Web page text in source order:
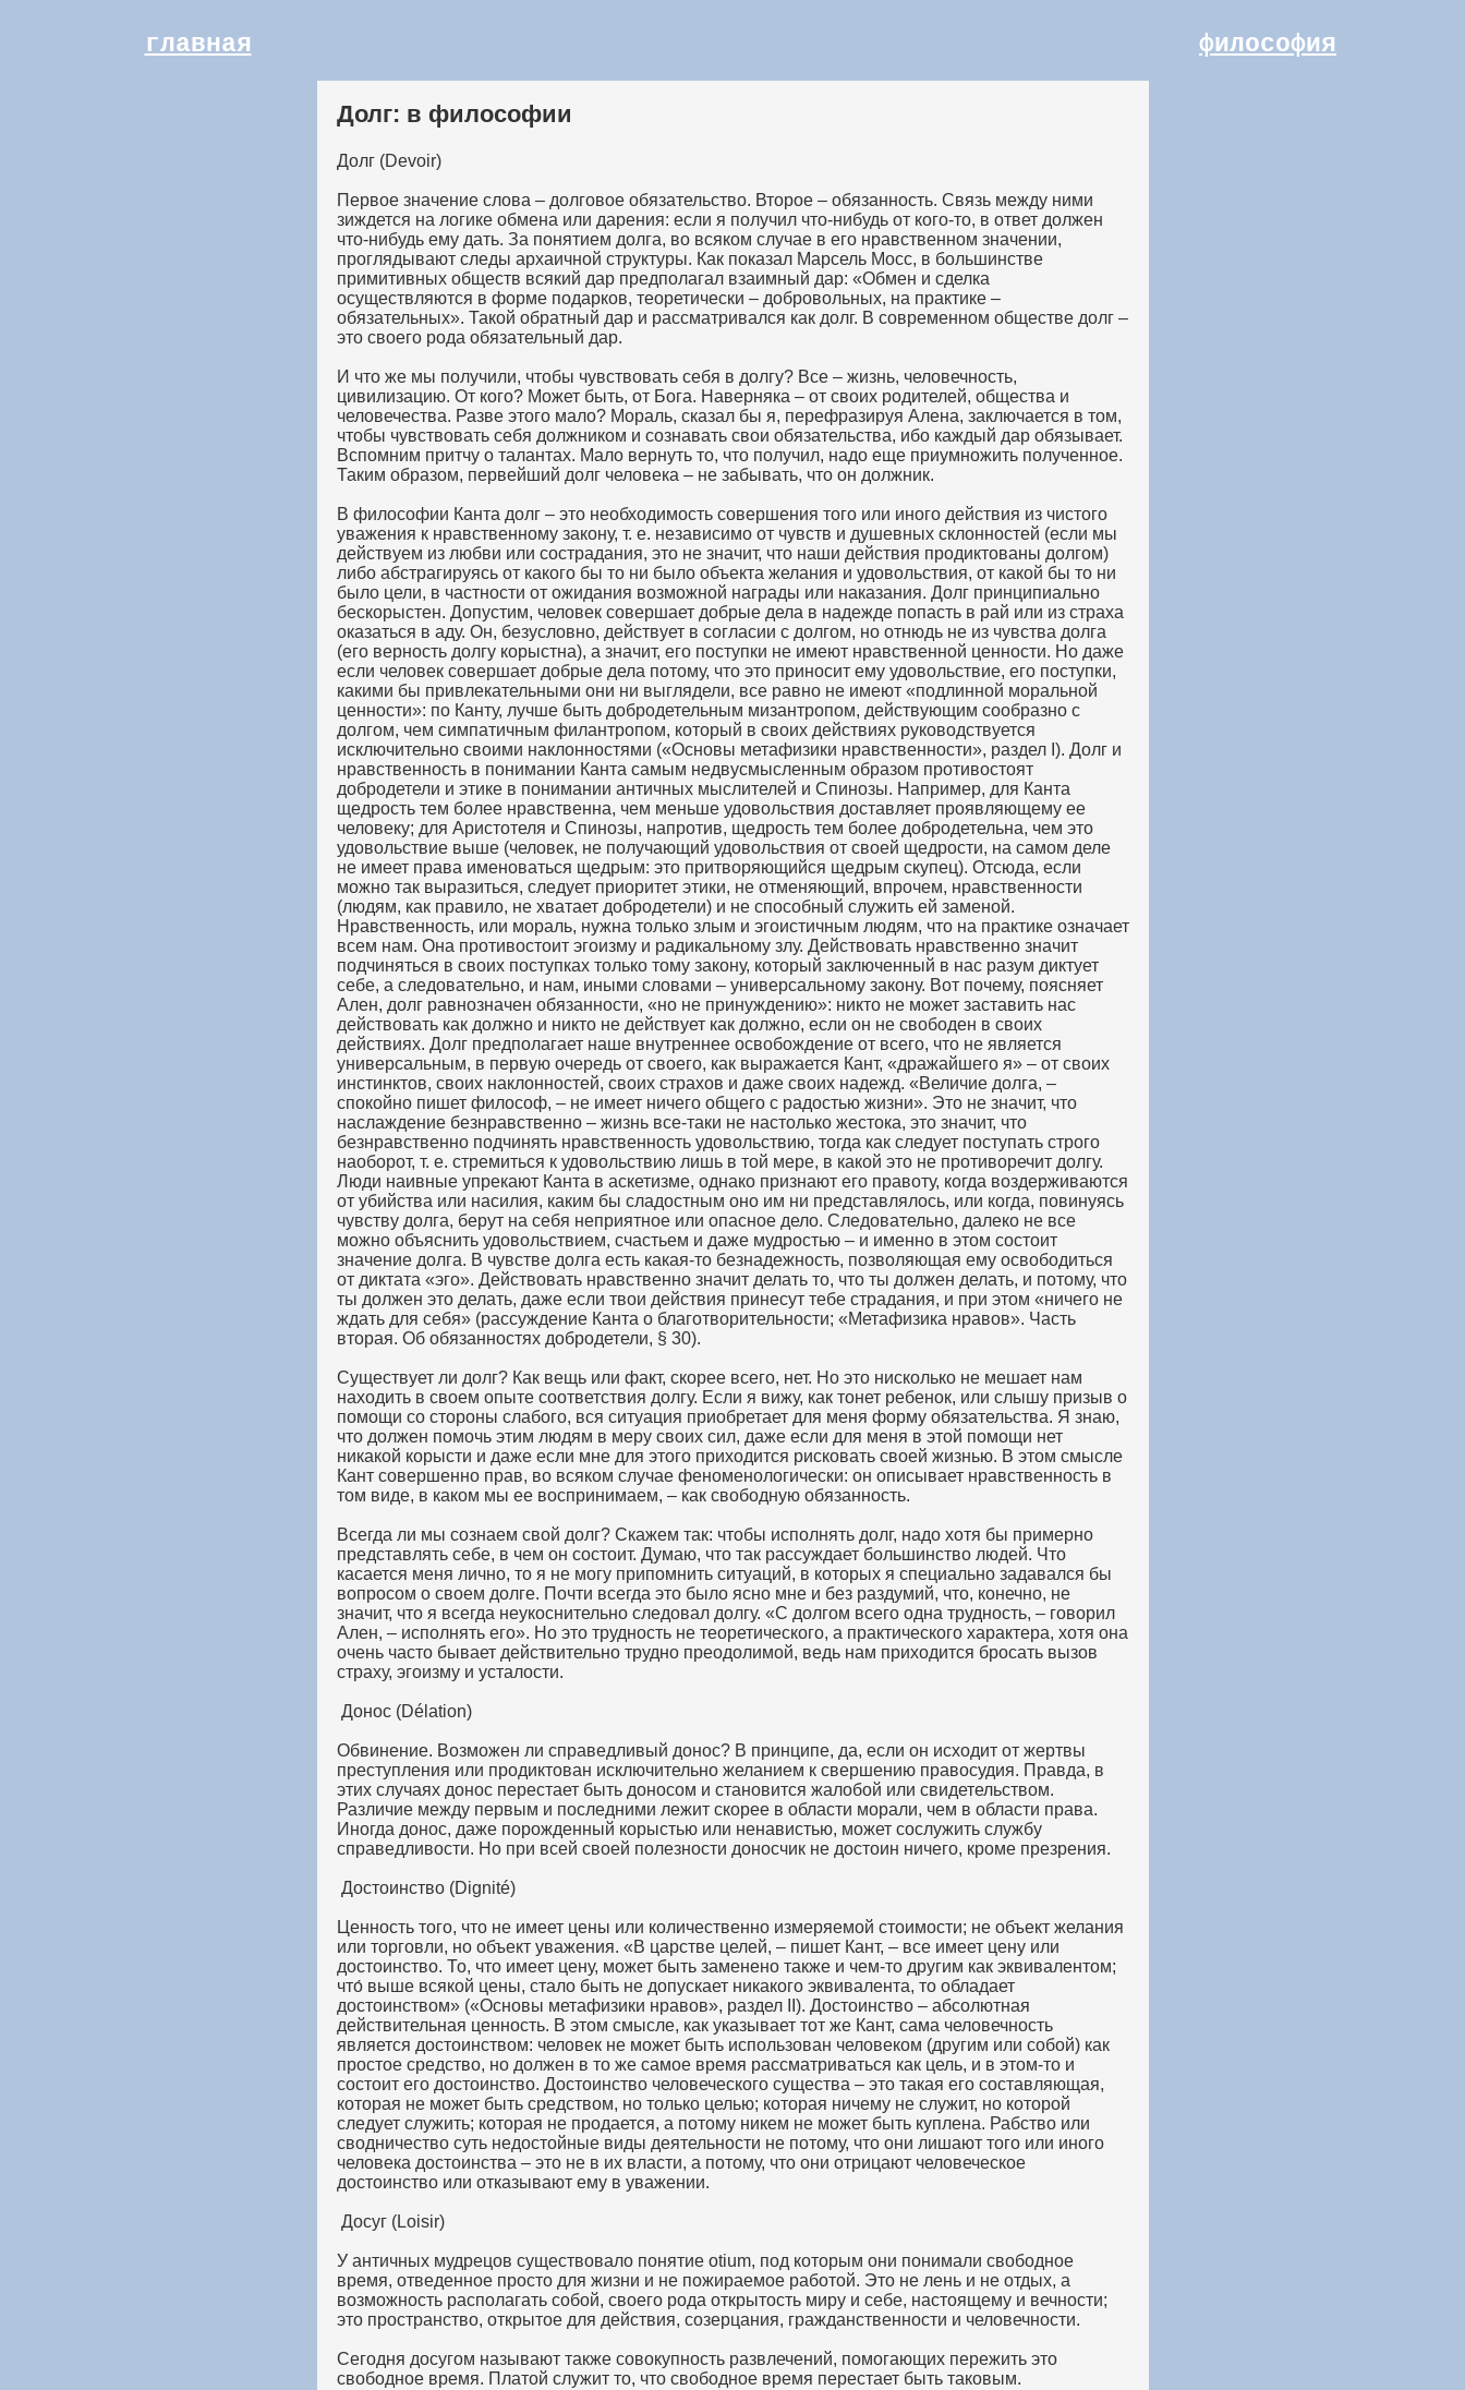
главная философия
Долг: в философии
Долг (Devoir)
Первое значение слова – долговое обязательство. Второе – обязанность. Связь между ними
зиждется на логике обмена или дарения: если я получил что-нибудь от кого-то, в ответ должен
что-нибудь ему дать. За понятием долга, во всяком случае в его нравственном значении,
проглядывают следы архаичной структуры. Как показал Марсель Мосс, в большинстве
примитивных обществ всякий дар предполагал взаимный дар: «Обмен и сделка
осуществляются в форме подарков, теоретически – добровольных, на практике –
обязательных». Такой обратный дар и рассматривался как долг. В современном обществе долг –
это своего рода обязательный дар.
И что же мы получили, чтобы чувствовать себя в долгу? Все – жизнь, человечность,
цивилизацию. От кого? Может быть, от Бога. Наверняка – от своих родителей, общества и
человечества. Разве этого мало? Мораль, сказал бы я, перефразируя Алена, заключается в том,
чтобы чувствовать себя должником и сознавать свои обязательства, ибо каждый дар обязывает.
Вспомним притчу о талантах. Мало вернуть то, что получил, надо еще приумножить полученное.
Таким образом, первейший долг человека – не забывать, что он должник.
В философии Канта долг – это необходимость совершения того или иного действия из чистого
уважения к нравственному закону, т. е. независимо от чувств и душевных склонностей (если мы
действуем из любви или сострадания, это не значит, что наши действия продиктованы долгом)
либо абстрагируясь от какого бы то ни было объекта желания и удовольствия, от какой бы то ни
было цели, в частности от ожидания возможной награды или наказания. Долг принципиально
бескорыстен. Допустим, человек совершает добрые дела в надежде попасть в рай или из страха
оказаться в аду. Он, безусловно, действует в согласии с долгом, но отнюдь не из чувства долга
(его верность долгу корыстна), а значит, его поступки не имеют нравственной ценности. Но даже
если человек совершает добрые дела потому, что это приносит ему удовольствие, его поступки,
какими бы привлекательными они ни выглядели, все равно не имеют «подлинной моральной
ценности»: по Канту, лучше быть добродетельным мизантропом, действующим сообразно с
долгом, чем симпатичным филантропом, который в своих действиях руководствуется
исключительно своими наклонностями («Основы метафизики нравственности», раздел I). Долг и
нравственность в понимании Канта самым недвусмысленным образом противостоят
добродетели и этике в понимании античных мыслителей и Спинозы. Например, для Канта
щедрость тем более нравственна, чем меньше удовольствия доставляет проявляющему ее
человеку; для Аристотеля и Спинозы, напротив, щедрость тем более добродетельна, чем это
удовольствие выше (человек, не получающий удовольствия от своей щедрости, на самом деле
не имеет права именоваться щедрым: это притворяющийся щедрым скупец). Отсюда, если
можно так выразиться, следует приоритет этики, не отменяющий, впрочем, нравственности
(людям, как правило, не хватает добродетели) и не способный служить ей заменой.
Нравственность, или мораль, нужна только злым и эгоистичным людям, что на практике означает
всем нам. Она противостоит эгоизму и радикальному злу. Действовать нравственно значит
подчиняться в своих поступках только тому закону, который заключенный в нас разум диктует
себе, а следовательно, и нам, иными словами – универсальному закону. Вот почему, поясняет
Ален, долг равнозначен обязанности, «но не принуждению»: никто не может заставить нас
действовать как должно и никто не действует как должно, если он не свободен в своих
действиях. Долг предполагает наше внутреннее освобождение от всего, что не является
универсальным, в первую очередь от своего, как выражается Кант, «дражайшего я» – от своих
инстинктов, своих наклонностей, своих страхов и даже своих надежд. «Величие долга, –
спокойно пишет философ, – не имеет ничего общего с радостью жизни». Это не значит, что
наслаждение безнравственно – жизнь все-таки не настолько жестока, это значит, что
безнравственно подчинять нравственность удовольствию, тогда как следует поступать строго
наоборот, т. е. стремиться к удовольствию лишь в той мере, в какой это не противоречит долгу.
Люди наивные упрекают Канта в аскетизме, однако признают его правоту, когда воздерживаются
от убийства или насилия, каким бы сладостным оно им ни представлялось, или когда, повинуясь
чувству долга, берут на себя неприятное или опасное дело. Следовательно, далеко не все
можно объяснить удовольствием, счастьем и даже мудростью – и именно в этом состоит
значение долга. В чувстве долга есть какая-то безнадежность, позволяющая ему освободиться
от диктата «эго». Действовать нравственно значит делать то, что ты должен делать, и потому, что
ты должен это делать, даже если твои действия принесут тебе страдания, и при этом «ничего не
ждать для себя» (рассуждение Канта о благотворительности; «Метафизика нравов». Часть
вторая. Об обязанностях добродетели, § 30).
Существует ли долг? Как вещь или факт, скорее всего, нет. Но это нисколько не мешает нам
находить в своем опыте соответствия долгу. Если я вижу, как тонет ребенок, или слышу призыв о
помощи со стороны слабого, вся ситуация приобретает для меня форму обязательства. Я знаю,
что должен помочь этим людям в меру своих сил, даже если для меня в этой помощи нет
никакой корысти и даже если мне для этого приходится рисковать своей жизнью. В этом смысле
Кант совершенно прав, во всяком случае феноменологически: он описывает нравственность в
том виде, в каком мы ее воспринимаем, – как свободную обязанность.
Всегда ли мы сознаем свой долг? Скажем так: чтобы исполнять долг, надо хотя бы примерно
представлять себе, в чем он состоит. Думаю, что так рассуждает большинство людей. Что
касается меня лично, то я не могу припомнить ситуаций, в которых я специально задавался бы
вопросом о своем долге. Почти всегда это было ясно мне и без раздумий, что, конечно, не
значит, что я всегда неукоснительно следовал долгу. «С долгом всего одна трудность, – говорил
Ален, – исполнять его». Но это трудность не теоретического, а практического характера, хотя она
очень часто бывает действительно трудно преодолимой, ведь нам приходится бросать вызов
страху, эгоизму и усталости.
Донос (Délation)
Обвинение. Возможен ли справедливый донос? В принципе, да, если он исходит от жертвы
преступления или продиктован исключительно желанием к свершению правосудия. Правда, в
этих случаях донос перестает быть доносом и становится жалобой или свидетельством.
Различие между первым и последними лежит скорее в области морали, чем в области права.
Иногда донос, даже порожденный корыстью или ненавистью, может сослужить службу
справедливости. Но при всей своей полезности доносчик не достоин ничего, кроме презрения.
Достоинство (Dignité)
Ценность того, что не имеет цены или количественно измеряемой стоимости; не объект желания
или торговли, но объект уважения. «В царстве целей, – пишет Кант, – все имеет цену или
достоинство. То, что имеет цену, может быть заменено также и чем-то другим как эквивалентом;
что́ выше всякой цены, стало быть не допускает никакого эквивалента, то обладает
достоинством» («Основы метафизики нравов», раздел II). Достоинство – абсолютная
действительная ценность. В этом смысле, как указывает тот же Кант, сама человечность
является достоинством: человек не может быть использован человеком (другим или собой) как
простое средство, но должен в то же самое время рассматриваться как цель, и в этом-то и
состоит его достоинство. Достоинство человеческого существа – это такая его составляющая,
которая не может быть средством, но только целью; которая ничему не служит, но которой
следует служить; которая не продается, а потому никем не может быть куплена. Рабство или
сводничество суть недостойные виды деятельности не потому, что они лишают того или иного
человека достоинства – это не в их власти, а потому, что они отрицают человеческое
достоинство или отказывают ему в уважении.
Досуг (Loisir)
У античных мудрецов существовало понятие otium, под которым они понимали свободное
время, отведенное просто для жизни и не пожираемое работой. Это не лень и не отдых, а
возможность располагать собой, своего рода открытость миру и себе, настоящему и вечности;
это пространство, открытое для действия, созерцания, гражданственности и человечности.
Сегодня досугом называют также совокупность развлечений, помогающих пережить это
свободное время. Платой служит то, что свободное время перестает быть таковым.